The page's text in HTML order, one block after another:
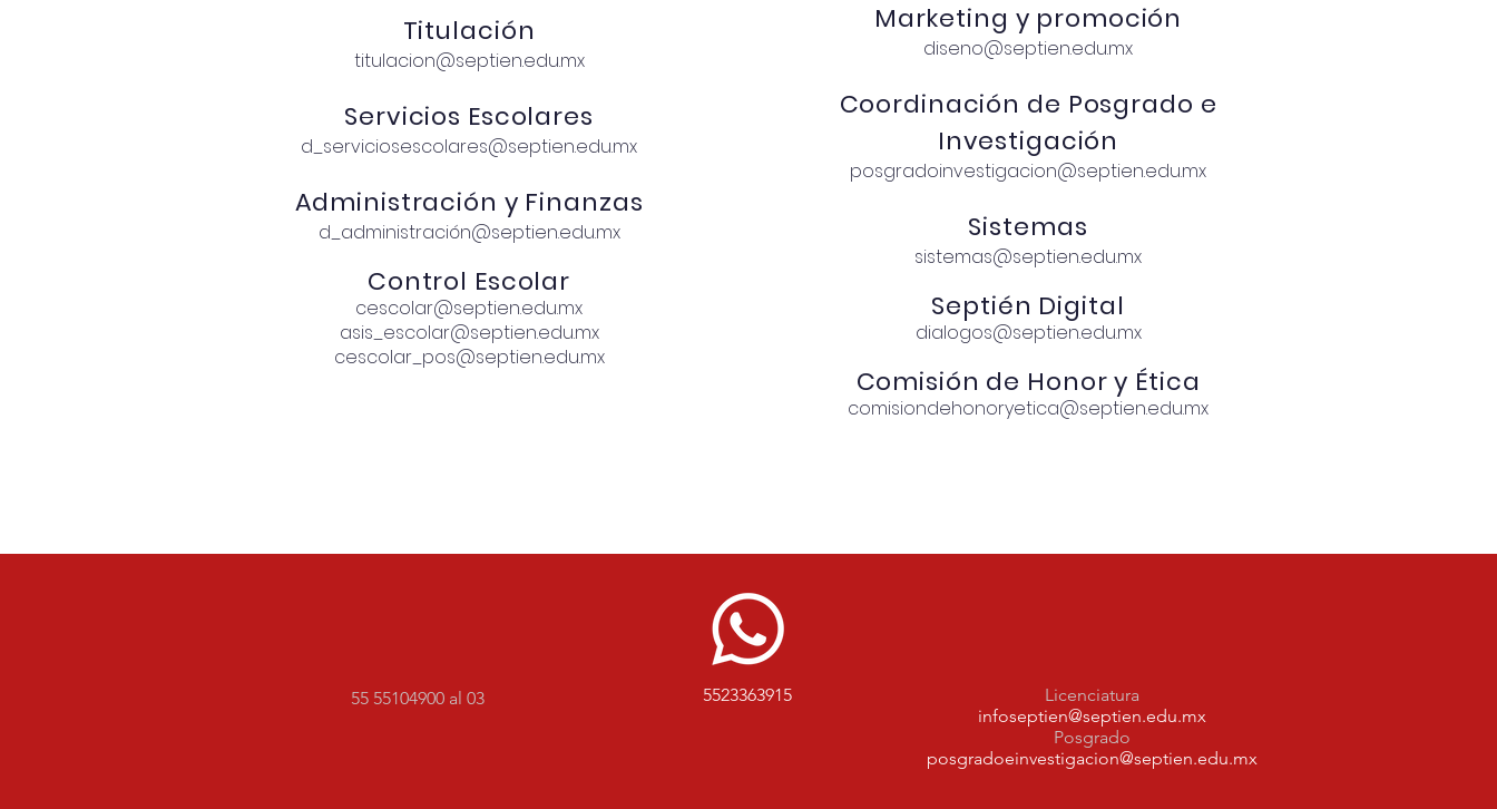
Titulación
titulacion@septien.edu.mx
Servicios Escolares
d_serviciosescolares@septien.edu.mx
Administración y Finanzas
d_administración@septien.edu.mx
Control Escolar
cescolar@septien.edu.mx
asis_escolar@septien.edu.mx
cescolar_pos@septien.edu.mx
Marketing y promoción
diseno@septien.edu.mx
Coordinación de Posgrado e
Investigación
posgradoinvestigacion@septien.edu.mx
Sistemas
sistemas@septien.edu.mx
Septién Digital
dialogos@septien.edu.mx
Comisión de Honor y Ética
comisiondehonoryetica@septien.edu.mx
55 55104900 al 03 5523363915
Licenciatura
infoseptien@septien.edu.mx
Posgrado
posgradoeinvestigacion@septien.edu.mx